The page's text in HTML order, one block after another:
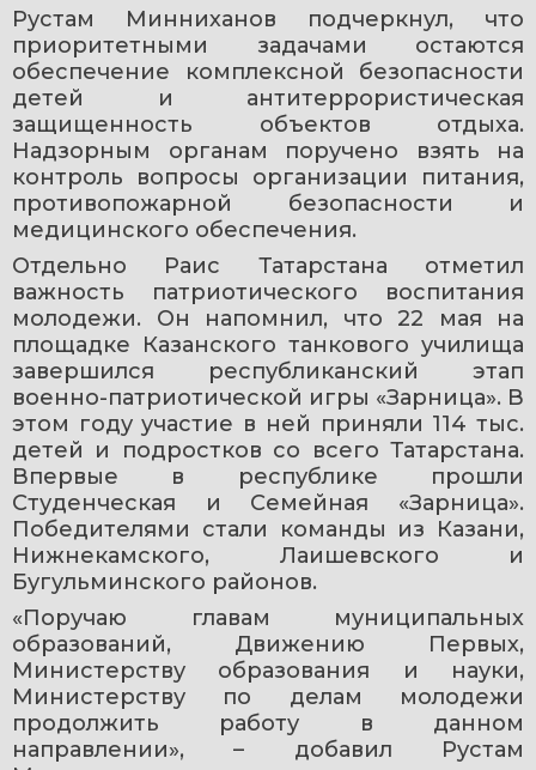
Рустам Минниханов подчеркнул, что
приоритетными задачами остаются
обеспечение комплексной безопасности
детей и антитеррористическая
защищенность объектов отдыха.
Надзорным органам поручено взять на
контроль вопросы организации питания,
противопожарной безопасности и
медицинского обеспечения.
Отдельно Раис Татарстана отметил
важность патриотического воспитания
молодежи. Он напомнил, что 22 мая на
площадке Казанского танкового училища
завершился республиканский этап
военно-патриотической игры «Зарница». В
этом году участие в ней приняли 114 тыс.
детей и подростков со всего Татарстана.
Впервые в республике прошли
Студенческая и Семейная «Зарница».
Победителями стали команды из Казани,
Нижнекамского, Лаишевского и
Бугульминского районов.
«Поручаю главам муниципальных
образований, Движению Первых,
Министерству образования и науки,
Министерству по делам молодежи
продолжить работу в данном
направлении», – добавил Рустам